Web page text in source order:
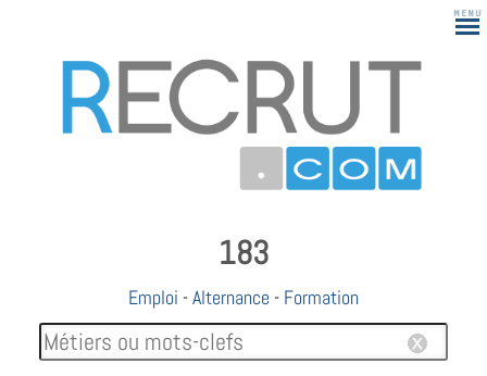
183
Emploi -Alternance - Formation